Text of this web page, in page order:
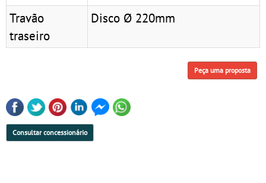
Travão
traseiro
Disco Ø 220mm
Peça uma proposta
Consultar concessionário